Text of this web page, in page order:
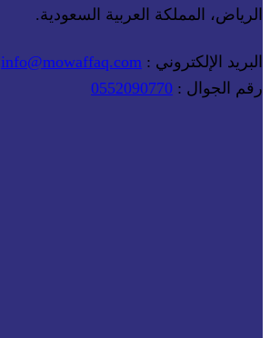
الرياض، المملكة العربية السعودية.
البريد الإلكتروني : info@mowaffaq.com
رقم الجوال : 0552090770